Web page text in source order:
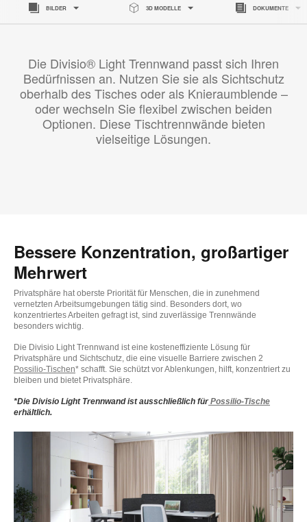
BILDER 3D MODELLE DOKUMENTE
Die Divisio® Light Trennwand passt sich Ihren
Bedürfnissen an. Nutzen Sie sie als Sichtschutz
oberhalb des Tisches oder als Knieraumblende –
oder wechseln Sie flexibel zwischen beiden
Optionen. Diese Tischtrennwände bieten
vielseitige Lösungen.
Bessere Konzentration, großartiger
Mehrwert
Privatsphäre hat oberste Priorität für Menschen, die in zunehmend
vernetzten Arbeitsumgebungen tätig sind. Besonders dort, wo
konzentriertes Arbeiten gefragt ist, sind zuverlässige Trennwände
besonders wichtig.
Die Divisio Light Trennwand ist eine kosteneffiziente Lösung für
Privatsphäre und Sichtschutz, die eine visuelle Barriere zwischen 2
Possilio-Tischen* schafft. Sie schützt vor Ablenkungen, hilft, konzentriert zu
bleiben und bietet Privatsphäre.
*Die Divisio Light Trennwand ist ausschließlich fürPossilio-Tische
erhältlich.